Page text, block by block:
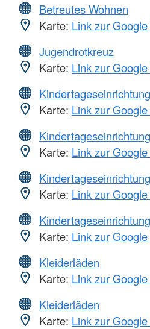
Betreutes Wohnen
Karte: Link zur
Jugendrotkreuz
Karte: Link zur
Kindertageseinrichtung
Karte: Link zur
Kindertageseinrichtung
Karte: Link zur
Kindertageseinrichtung
Karte: Link zur
Kindertageseinrichtung
Karte: Link zur
Kleiderläden
Karte: Link zur
Kleiderläden
Karte: Link zur